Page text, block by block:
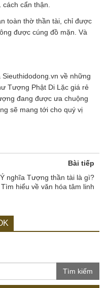
cẩn thận.
toàn thờ thần tài, chỉ được
được cúng đồ mặn. Và
về những
Tượng Phật Di Lặc giá rẻ
đang được ưa chuộng
sẽ mang tới cho quý vị
Bài tiếp
Ý nghĩa Tượng thần tài là gì?
Tìm hiểu về văn hóa tâm linh
Tìm kiếm